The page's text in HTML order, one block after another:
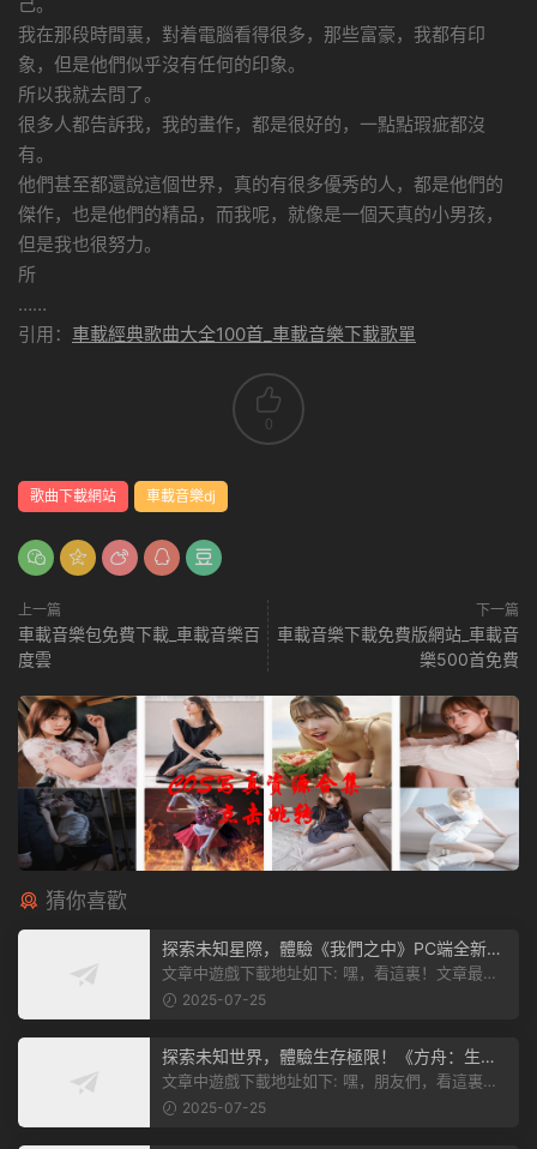
我在那段時間裏，對着電腦看得很多，那些富豪，我都有印
象，但是他們似乎沒有任何的印象。
所以我就去問了。
很多人都告訴我，我的畫作，都是很好的，一點點瑕疵都沒
有。
他們甚至都還說這個世界，真的有很多優秀的人，都是他們的
傑作，也是他們的精品，而我呢，就像是一個天真的小男孩，
但是我也很努力。
所
……
引用： 車載經典歌曲大全100首_車載音樂下載歌單
0
歌曲下載網站 車載音樂dj
上一篇
車載音樂包免費下載_車載音樂百
度雲
下一篇
車載音樂下載免費版網站_車載音
樂500首免費
猜你喜歡
探索未知星際，體驗《我們之中》PC端全新版
本
文章中遊戲下載地址如下: 嘿，看這裏！文章最後
有個圖片，點一下就能加入我們遊...
2025-07-25
探索未知世界，體驗生存極限！《方舟：生存
飛升》v38.9中文版全新升級！
文章中遊戲下載地址如下: 嘿，朋友們，看這裏！
《方舟：生存飛升》這個遊戲超火...
2025-07-25